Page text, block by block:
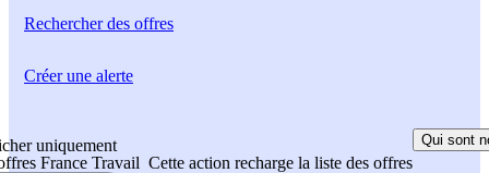
Rechercherdes offres
uniquement
France Travail Cette action recharge la liste des offres
Qui sont
Créer une alerte